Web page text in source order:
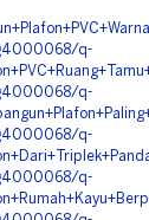
q-
q-
q-
q-